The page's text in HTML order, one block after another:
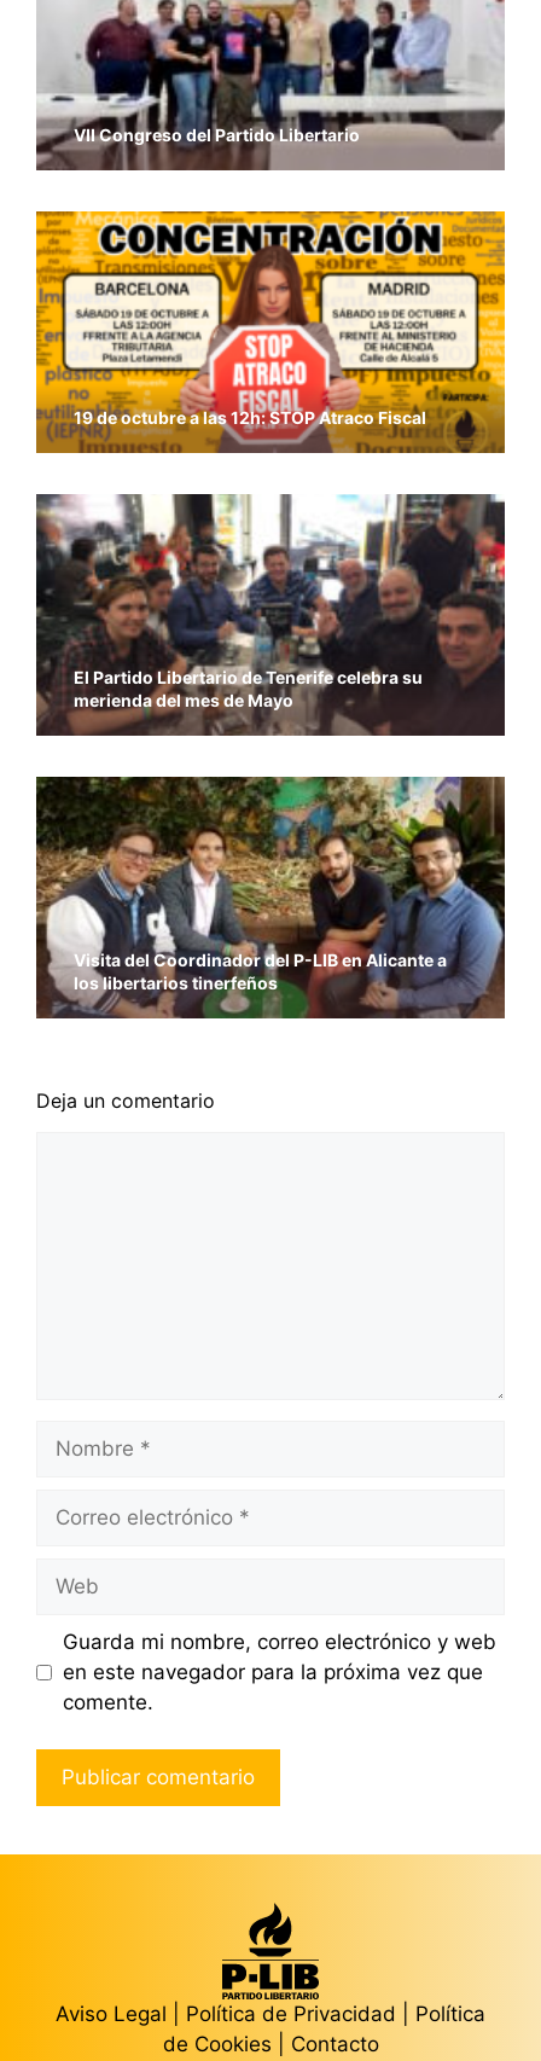
VII Congreso del Partido Libertario
19 de octubre a las 12h: STOP Atraco Fiscal
El Partido Libertario de Tenerife celebra su
merienda del mes de Mayo
Visita del Coordinador del P-LIB en Alicante a
los libertarios tinerfeños
Deja un comentario
Nombre
Correo
Web
Guarda mi nombre, correo electrónico y web
en este navegador para la próxima vez que
comente.
Aviso Legal Política de Privacidad
Política
de Cookies
Contacto